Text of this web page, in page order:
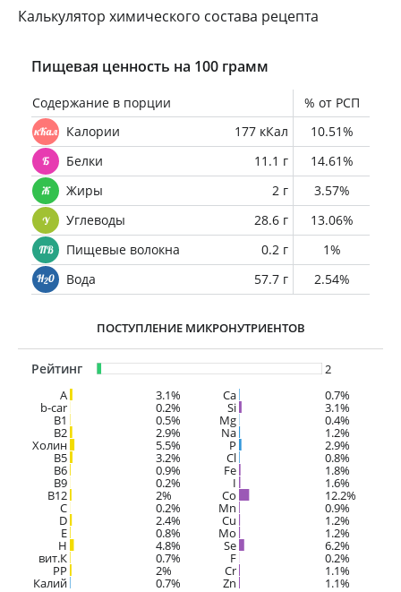
Калькулятор химического состава рецепта
Пищевая ценность на 100 грамм
Содержание в порции
% от РСП
Калории
177 кКал
10.51%
Белки
11.1 г
14.61%
Жиры
2 г
3.57%
Углеводы
28.6 г
13.06%
Пищевые волокна
0.2 г
1%
Вода
57.7 г 2.54%
ПОСТУПЛЕНИЕ МИКРОНУТРИЕНТОВ
Рейтинг
2
A
3.1%
b-car 0.2%
В1 0.5%
B2 2.9%
Холин 5.5%
B5 3.2%
B6 0.9%
B9 0.2%
B12 2%
C 0.2%
D 2.4%
E 0.8%
H 4.8%
вит.К 0.7%
PP 2%
Калий 0.7%
Ca 0.7%
Si 3.1%
Mg 0.4%
Na 1.2%
P 2.9%
Cl 0.8%
Fe 1.8%
I 1.6%
Co 12.2%
Mn 0.9%
Cu 1.2%
Mo 1.2%
Se 6.2%
F 0.2%
Cr 1.1%
Zn 1.1%